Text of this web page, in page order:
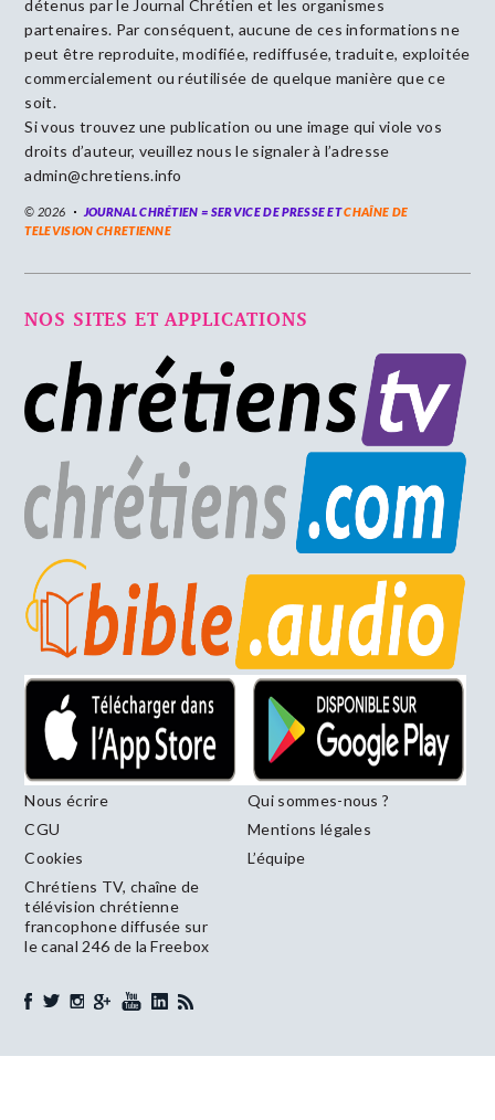
détenus par le Journal Chrétien et les organismes
partenaires. Par conséquent, aucune de ces informations ne
peut être reproduite, modifiée, rediffusée, traduite, exploitée
commercialement ou réutilisée de quelque manière que ce
soit.
Si vous trouvez une publication ou une image qui viole vos
droits d’auteur, veuillez nous le signaler à l’adresse
admin@chretiens.info
© 2026 JOURNAL CHRÉTIEN = SERVICE DE PRESSE ETCHAÎNE DE
TELEVISION CHRETIENNE
NOS SITES ET APPLICATIONS
Nous écrire
Qui sommes-nous ?
CGU
Mentions légales
Cookies
L’équipe
Chrétiens TV, chaîne de
télévision chrétienne
francophone diffusée sur
le canal 246 de la Freebox